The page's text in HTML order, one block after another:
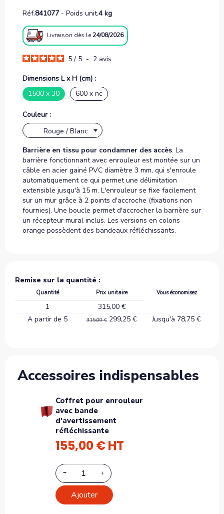
Réf.841077 - Poids unit.4 kg
Livraison dès le24/08/2026
5 / 5 - 2 avis
Dimensions L x H (cm) :
1500 x 30
600 x nc
Couleur :
Rouge / Blanc
Barrière en tissu pour condamner des accès. La
barrière fonctionnant avec enrouleur est montée sur un
câble en acier gainé PVC diamètre 3 mm, qui s'enroule
automatiquement ce qui permet une délimitation
extensible jusqu'à 15 m. L'enrouleur se fixe facilement
sur un mur grâce à 2 points d'accroche (fixations non
fournies). Une boucle permet d'accrocher la barrière sur
un récepteur mural inclus. Les versions en coloris
orange possèdent des bandeaux réfléchissants.
Remise sur la quantité :
Quantité Prix unitaire Vous économisez
1
315,00 €
A partir de 5
315,00 € 299,25 € Jusqu'à 78,75 €
Accessoires indispensables
Coffret pour enrouleur
avec bande
d'avertissement
réfléchissante
155,00 € HT
Ajouter